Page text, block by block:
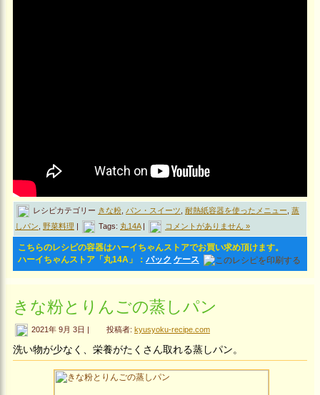
レシピカテゴリー きな粉 パン・スイーツ 耐熱紙容器を使ったメニュー 蒸
しパン 野菜料理 Tags: 丸14A| コメントがありません »
こちらのレシピの容器はハーイちゃんストアでお買い求め頂けます。
ハーイちゃんストア「丸14A」： パック ケース
きな粉とりんごの蒸しパン
2021年 9月 3日 | 投稿者: kyusyoku-recipe.com
洗い物が少なく、栄養がたくさん取れる蒸しパン。